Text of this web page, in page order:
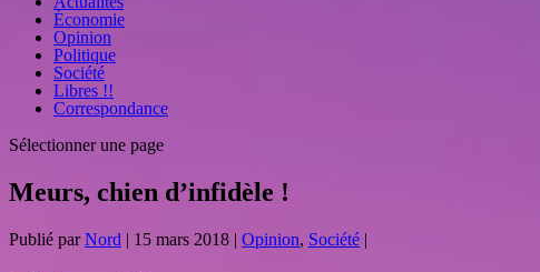
Économie
Opinion
Politique
Société
Libres !!
Correspondance
Sélectionner une page
Meurs, chien d’infidèle !
Publié parNord | 15 mars 2018 | Opinion, Société |